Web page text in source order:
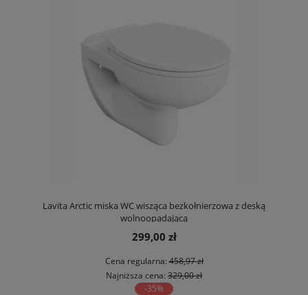
Lavita Arctic miska WC wisząca bezkołnierzowa z deską
wolnoopadającą
299,00 zł
Cena regularna:458,97 zł
Najniższa cena: 329,00 zł
-35%